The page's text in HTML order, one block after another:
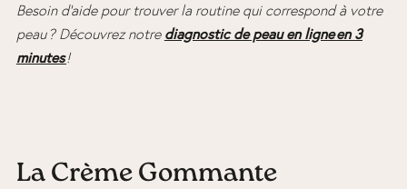
Besoin d’aide pour trouver la routine qui correspond à votre
peau ? Découvrez notre diagnostic de peau en ligne en 3
minutes!
La Crème Gommante